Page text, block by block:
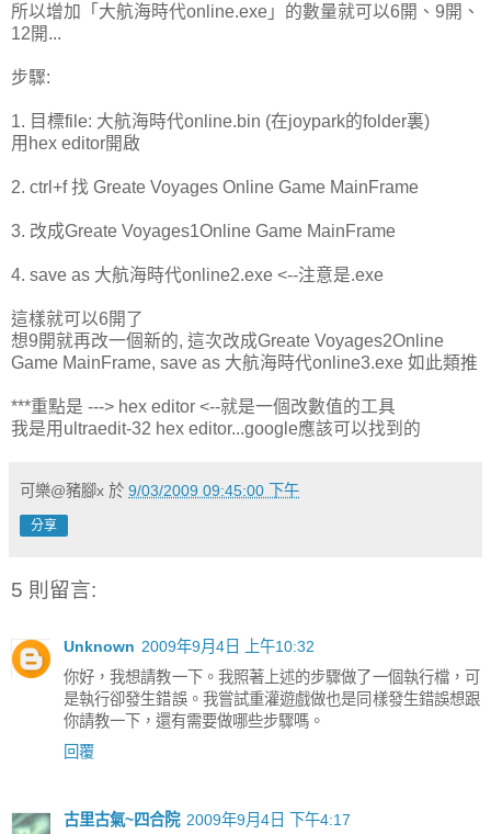
所以增加「大航海時代online.exe」的數量就可以6開、9開、
12開...
步驟:
1. 目標file: 大航海時代online.bin (在joypark的folder裏)
用hex editor開啟
2. ctrl+f 找 Greate Voyages Online Game MainFrame
3. 改成Greate Voyages1Online Game MainFrame
4. save as 大航海時代online2.exe <--注意是.exe
這樣就可以6開了
想9開就再改一個新的, 這次改成Greate Voyages2Online
Game MainFrame, save as 大航海時代online3.exe 如此類推
***重點是 ---> hex editor <--就是一個改數值的工具
我是用ultraedit-32 hex editor...google應該可以找到的
可樂@豬腳x 於 9/03/2009 09:45:00 下午
分享
5 則留言:
Unknown 2009年9月4日 上午10:32
你好，我想請教一下。我照著上述的步驟做了一個執行檔，可
是執行卻發生錯誤。我嘗試重灌遊戲做也是同樣發生錯誤想跟
你請教一下，還有需要做哪些步驟嗎。
回覆
古里古氣~四合院 2009年9月4日 下午4:17